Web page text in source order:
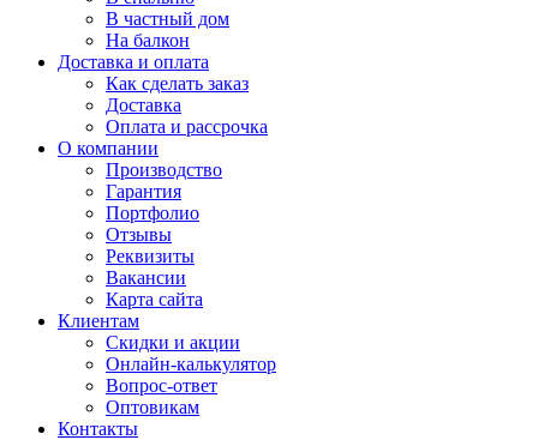
В частный дом
На балкон
Доставка и оплата
Как сделать заказ
Доставка
Оплата и рассрочка
О компании
Производство
Гарантия
Портфолио
Отзывы
Реквизиты
Вакансии
Карта сайта
Клиентам
Скидки и акции
Онлайн-калькулятор
Вопрос-ответ
Оптовикам
Контакты